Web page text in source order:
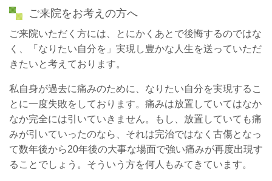
ご来院をお考えの方へ
ご来院いただく方には、とにかくあとで後悔するのではな
く、「なりたい自分を」実現し豊かな人生を送っていただ
きたいと考えております。
私自身が過去に痛みのために、なりたい自分を実現するこ
とに一度失敗をしております。痛みは放置していてはなか
なか完全には引いていきません。もし、放置していても痛
みが引いていったのなら、それは完治ではなく古傷となっ
て数年後から20年後の大事な場面で強い痛みが再度出現す
ることでしょう。そういう方を何人もみてきています。